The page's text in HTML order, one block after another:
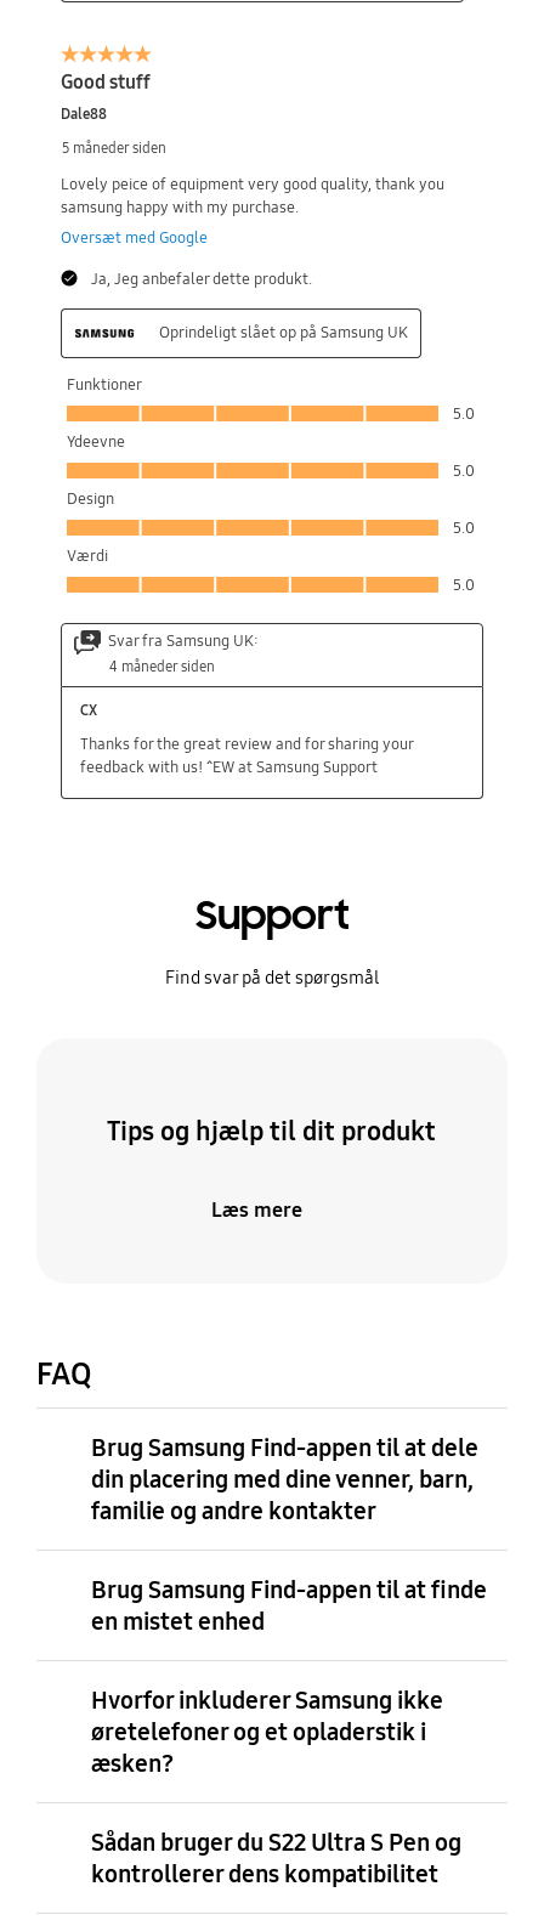
Support
Find svar på det spørgsmål
Tips og hjælp til dit produkt
Læs mere
FAQ
Brug Samsung Find-appen til at dele
din placering med dine venner, barn,
familie og andre kontakter
Brug Samsung Find-appen til at finde
en mistet enhed
Hvorfor inkluderer Samsung ikke
øretelefoner og et opladerstik i
æsken?
Sådan bruger du S22 Ultra S Pen og
kontrollerer dens kompatibilitet